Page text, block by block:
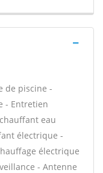
de piscine -
- Entretien
eau
électrique -
électrique
- Antenne